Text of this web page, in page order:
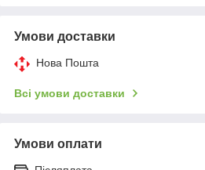
Умови доставки
Нова Пошта
Всі умови доставки
Умови оплати